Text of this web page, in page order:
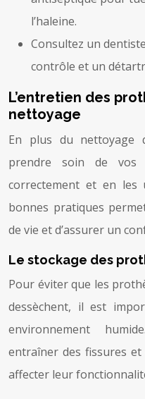
l’haleine.
Consultez un
contrôle et un
L’entretien des
nettoyage
En plus du nettoyage
prendre soin de vos
correctement et en les
bonnes pratiques
de vie et d’assurer un
Le stockage des
Pour éviter que les
dessèchent, il est
environnement
entraîner des fissures
affecter leur